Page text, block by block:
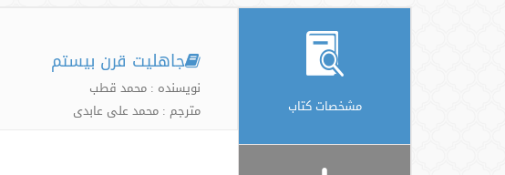
مشخصات کتاب
جاهلیت قرن بیستم
نویسنده : محمد قطب
مترجم : محمد علی عابدی